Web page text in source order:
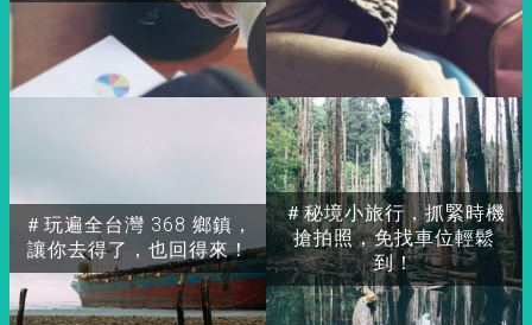
＃玩遍全台灣 368 鄉鎮，
讓你去得了，也回得來！
＃秘境小旅行，抓緊時機
搶拍照，免找車位輕鬆
到！